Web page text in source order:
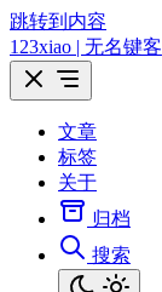
跳转到内容
123xiao | 无名键客
文章
标签
关于
归档
搜索